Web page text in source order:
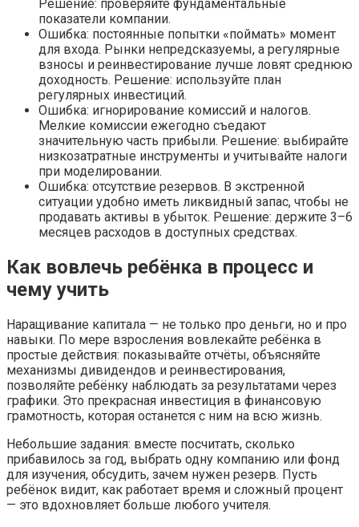
Решение: проверяйте фундаментальные
показатели компании.
Ошибка: постоянные попытки «поймать» момент
для входа. Рынки непредсказуемы, а регулярные
взносы и реинвестирование лучше ловят среднюю
доходность. Решение: используйте план
регулярных инвестиций.
Ошибка: игнорирование комиссий и налогов.
Мелкие комиссии ежегодно съедают
значительную часть прибыли. Решение: выбирайте
низкозатратные инструменты и учитывайте налоги
при моделировании.
Ошибка: отсутствие резервов. В экстренной
ситуации удобно иметь ликвидный запас, чтобы не
продавать активы в убыток. Решение: держите 3–6
месяцев расходов в доступных средствах.
Как вовлечь ребёнка в процесс и
чему учить
Наращивание капитала — не только про деньги, но и про
навыки. По мере взросления вовлекайте ребёнка в
простые действия: показывайте отчёты, объясняйте
механизмы дивидендов и реинвестирования,
позволяйте ребёнку наблюдать за результатами через
графики. Это прекрасная инвестиция в финансовую
грамотность, которая останется с ним на всю жизнь.
Небольшие задания: вместе посчитать, сколько
прибавилось за год, выбрать одну компанию или фонд
для изучения, обсудить, зачем нужен резерв. Пусть
ребёнок видит, как работает время и сложный процент
— это вдохновляет больше любого учителя.